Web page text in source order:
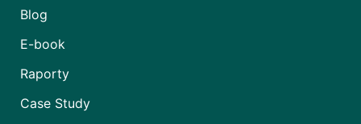
Blog
E-book
Raporty
Case Study